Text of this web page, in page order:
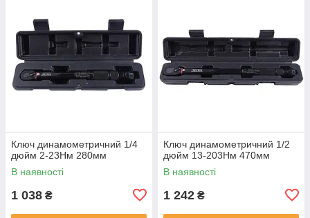
Ключ динамометричний 1/4
дюйм 2-23Hм 280мм
В наявності
1 038 ₴
Ключ динамометричний 1/2
дюйм 13-203Нм 470мм
В наявності
1 242 ₴